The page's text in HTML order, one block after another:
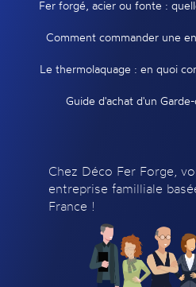
Fer forgé, acier ou fonte :
Comment commander une
Le thermolaquage : en quoi
Guide d'achat d'un
Chez Déco Fer Forge,
entreprise familliale
France !